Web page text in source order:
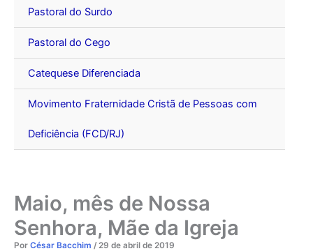
Pastoral do Surdo
Pastoral do Cego
Catequese Diferenciada
Movimento Fraternidade Cristã de Pessoas com
Deficiência (FCD/RJ)
Maio, mês de Nossa
Senhora, Mãe da Igreja
Por César Bacchim / 29 de abril de 2019